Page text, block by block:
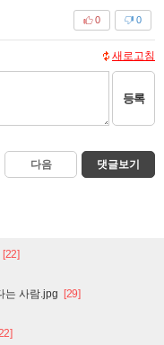
0
0
새로고침
등록
다음 댓글보기
[22]
는 사람.jpg [29]